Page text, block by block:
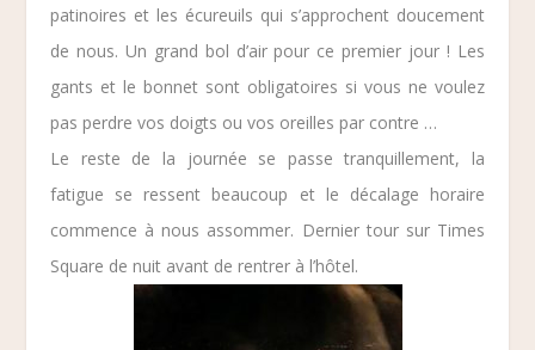
patinoires et les écureuils qui s’approchent doucement
de nous. Un grand bol d’air pour ce premier jour ! Les
gants et le bonnet sont obligatoires si vous ne voulez
pas perdre vos doigts ou vos oreilles par contre …
Le reste de la journée se passe tranquillement, la
fatigue se ressent beaucoup et le décalage horaire
commence à nous assommer. Dernier tour sur Times
Square de nuit avant de rentrer à l’hôtel.